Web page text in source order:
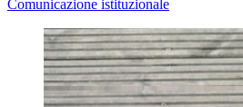
Comunicazione istituzionale